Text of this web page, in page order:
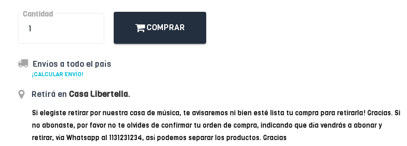
Cantidad
COMPRAR
Envíos a todo el país
¡CALCULAR ENVÍO!
Retirá en Casa Libertella.
Si elegiste retirar por nuestra casa de música, te avisaremos ni bien esté lista tu compra para retirarla! Gracias. Si
no abonaste, por favor no te olvides de confirmar tu orden de compra, indicando que día vendrás a abonar y
retirar, vía Whatsapp al 1131231234, así podemos separar los productos. Gracias